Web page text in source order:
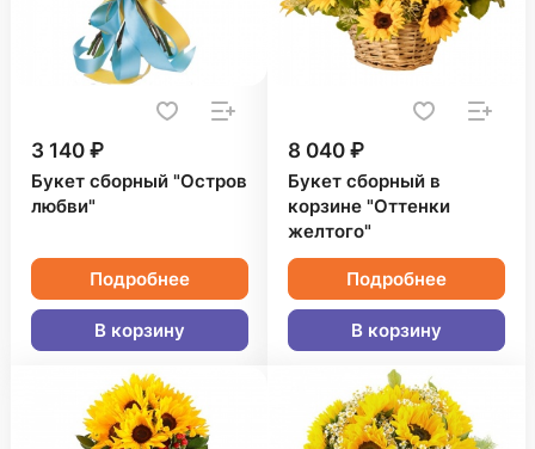
3 140 ₽
Букет сборный "Остров
любви"
Подробнее
В корзину
8 040 ₽
Букет сборный в
корзине "Оттенки
желтого"
Подробнее
В корзину